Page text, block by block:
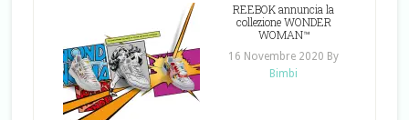
REEBOK annuncia la
collezione WONDER
WOMAN™
16 Novembre 2020 By
Bimbi